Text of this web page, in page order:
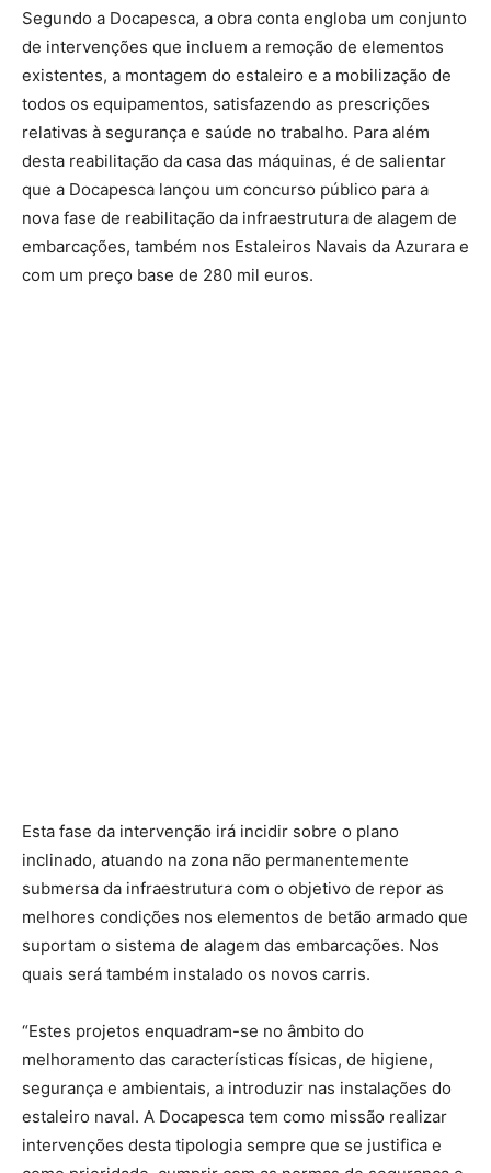
Segundo a Docapesca, a obra conta engloba um conjunto
de intervenções que incluem a remoção de elementos
existentes, a montagem do estaleiro e a mobilização de
todos os equipamentos, satisfazendo as prescrições
relativas à segurança e saúde no trabalho. Para além
desta reabilitação da casa das máquinas, é de salientar
que a Docapesca lançou um concurso público para a
nova fase de reabilitação da infraestrutura de alagem de
embarcações, também nos Estaleiros Navais da Azurara e
com um preço base de 280 mil euros.
Esta fase da intervenção irá incidir sobre o plano
inclinado, atuando na zona não permanentemente
submersa da infraestrutura com o objetivo de repor as
melhores condições nos elementos de betão armado que
suportam o sistema de alagem das embarcações. Nos
quais será também instalado os novos carris.
“Estes projetos enquadram-se no âmbito do
melhoramento das características físicas, de higiene,
segurança e ambientais, a introduzir nas instalações do
estaleiro naval. A Docapesca tem como missão realizar
intervenções desta tipologia sempre que se justifica e